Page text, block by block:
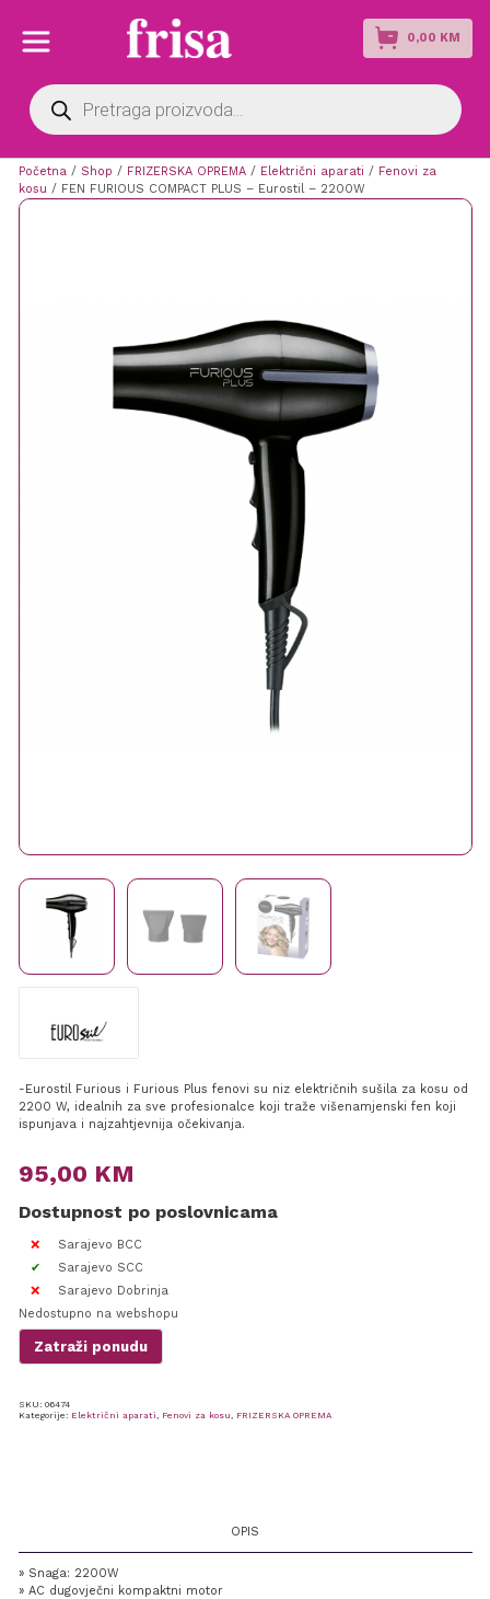
0,00 KM
Products
search
Početna / Shop / FRIZERSKA OPREMA/ Električni aparati / Fenovi za
kosu / FEN FURIOUS COMPACT PLUS – Eurostil – 2200W
-Eurostil Furious i Furious Plus fenovi su niz električnih sušila za kosu od
2200 W, idealnih za sve profesionalce koji traže višenamjenski fen koji
ispunjava i najzahtjevnija očekivanja.
95,00 KM
Dostupnost po poslovnicama
Sarajevo BCC
Sarajevo SCC
Sarajevo Dobrinja
Nedostupno na webshopu
Zatraži ponudu
SKU: 06474
Kategorije: Električni aparati, Fenovi za kosu, FRIZERSKA OPREMA
OPIS
» Snaga: 2200W
» AC dugovječni kompaktni motor